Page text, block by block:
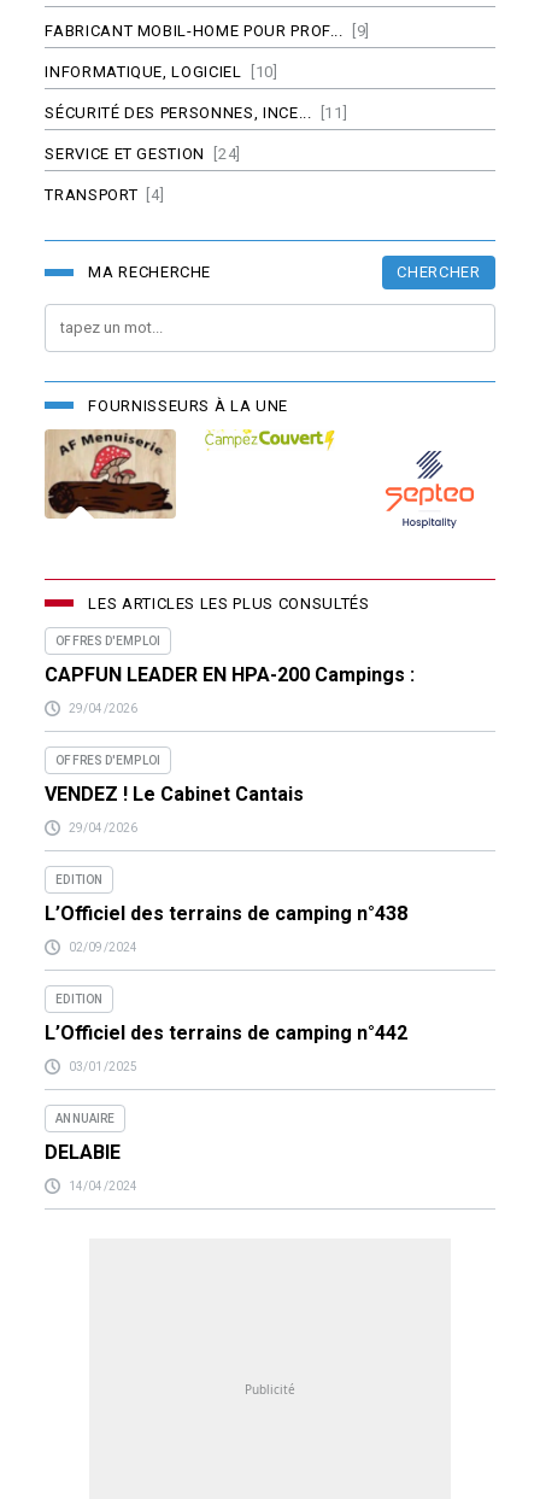
FABRICANT MOBIL-HOME POUR PROF... [9]
INFORMATIQUE, LOGICIEL [10]
SÉCURITÉ DES PERSONNES, INCE... [11]
SERVICE ET GESTION [24]
TRANSPORT [4]
MA RECHERCHE CHERCHER
FOURNISSEURS À LA UNE
LES ARTICLES LES PLUS CONSULTÉS
OFFRES D'EMPLOI
CAPFUN LEADER EN HPA-200 Campings :
29/04/2026
OFFRES D'EMPLOI
VENDEZ ! Le Cabinet Cantais
29/04/2026
EDITION
L’Officiel des terrains de camping n°438
02/09/2024
EDITION
L’Officiel des terrains de camping n°442
03/01/2025
ANNUAIRE
DELABIE
14/04/2024